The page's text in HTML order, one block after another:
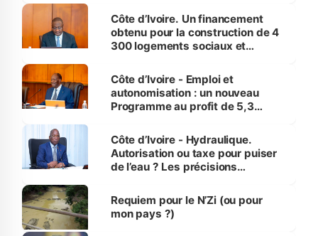
Côte d’Ivoire. Un financement
obtenu pour la construction de 4
300 logements sociaux et
et Yamoussoukro
Côte d’Ivoire - Emploi et
autonomisation : un nouveau
Programme au profit de 5,3
Côte d’Ivoire - Hydraulique.
Autorisation ou taxe pour puiser
de l’eau ? Les précisions
Requiem pour le N’Zi (ou pour
mon pays ?)